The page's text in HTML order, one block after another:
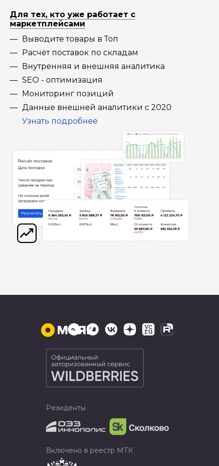
Для тех, кто уже работает с
маркетплейсами
Выводите товары в Топ
Расчёт поставок по складам
Внутренняя и внешняя аналитика
SEO - оптимизация
Мониторинг позиций
Данные внешней аналитики с 2020
Узнать подробнее
Резиденты
Включено в реестр МТК